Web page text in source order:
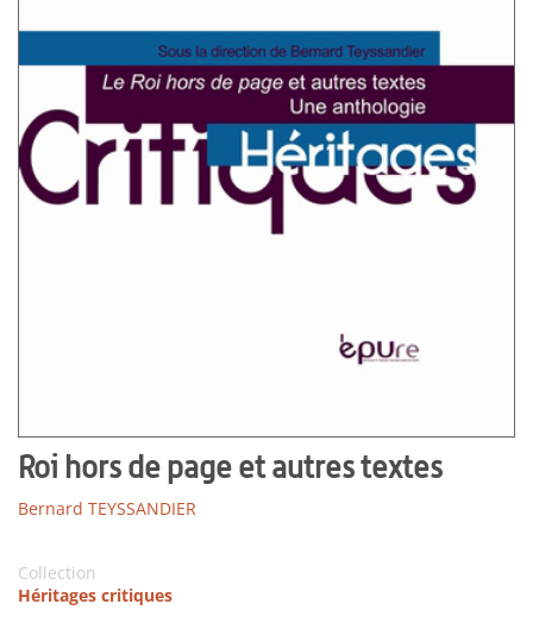
Roi hors de page et autres textes
Bernard TEYSSANDIER
Collection
Héritages critiques